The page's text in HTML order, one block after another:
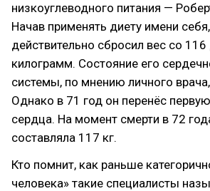
низкоуглеводного питания —
Начав применять диету имени
действительно сбросил вес со
килограмм. Состояние его
системы, по мнению личного
Однако в 71 год он перенёс
сердца. На момент смерти в 72
составляла 117 кг.
Кто помнит, как раньше
человека» такие специалисты